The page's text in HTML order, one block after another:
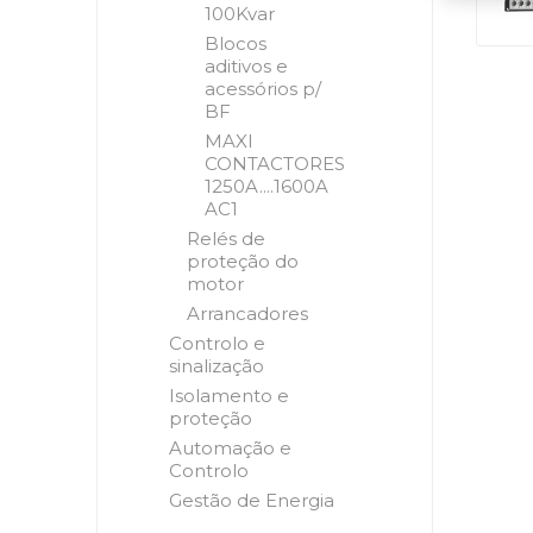
100Kvar
Blocos
aditivos e
acessórios p/
BF
MAXI
CONTACTORES
1250A....1600A
AC1
Relés de
proteção do
motor
Arrancadores
Controlo e
sinalização
Isolamento e
proteção
Automação e
Controlo
Gestão de Energia